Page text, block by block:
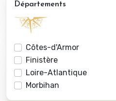
Départements
Côtes-d'Armor
Finistère
Loire-Atlantique
Morbihan